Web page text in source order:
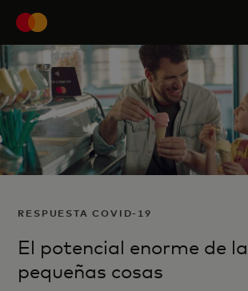
RESPUESTA COVID-19
El potencial enorme de
pequeñas cosas